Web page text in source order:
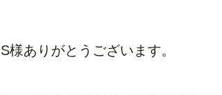
S様ありがとうございます。